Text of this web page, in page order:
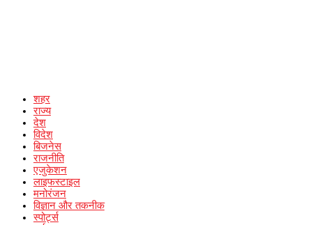
शहर
राज्य
देश
विदेश
बिजनेस
राजनीति
एजुकेशन
लाइफस्टाइल
मनोरंजन
विज्ञान और तकनीक
स्पोर्ट्स